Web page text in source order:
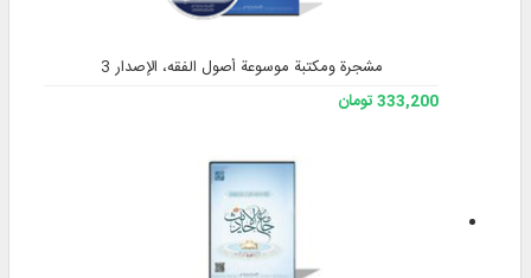
مشجرة ومكتبة موسوعة أصول الفقه، الإصدار 3
333,200 تومان